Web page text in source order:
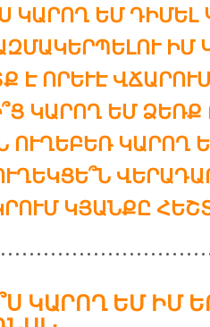
ԿԱՐՈՂ ԵՄ
ԻՄ
Է ՈՐԵՒԷ
ԿԱՐՈՂ ԵՄ
ՈՒՂԵԲԵՌ ԿԱՐՈՂ
ԿՅԱՆՔԸ
ԿԱՐՈՂ ԵՄ ԻՄ